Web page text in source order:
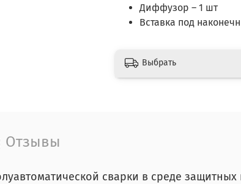
Диффузор – 1 шт
Вставка под
Выбрать
Отзывы
сварки в среде защитных